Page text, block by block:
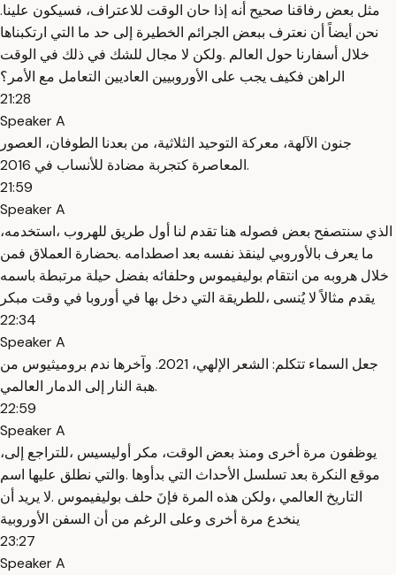
.مثل بعض رفاقنا صحيح أنه إذا حان الوقت للاعتراف، فسيكون علينا
نحن أيضاً أن نعترف ببعض الجرائم الخطيرة إلى حد ما التي ارتكبناها
خلال أسفارنا حول العالم .ولكن لا مجال للشك في ذلك في الوقت
الراهن فكيف يجب على الأوروبيين العاديين التعامل مع الأمر؟
21:28
Speaker A
جنون الآلهة، معركة التوحيد الثلاثية، من بعدنا الطوفان، العصور
المعاصرة كتجربة مضادة للأنساب في 2016.
21:59
Speaker A
،الذي سنتصفح بعض فصوله هنا تقدم لنا أول طريق للهروب ،استخدمه
ما يعرف بالأوروبي لينقذ نفسه بعد اصطدامه .بحضارة العملاق فمن
خلال هروبه من انتقام بوليفيموس وحلفائه بفضل حيلة مرتبطة باسمه
يقدم مثالاً لا يُنسى ،للطريقة التي دخل بها في أوروبا في وقت مبكر
22:34
Speaker A
جعل السماء تتكلم: الشعر الإلهي، 2021. وآخرها ندم بروميثيوس من
هبة النار إلى الدمار العالمي.
22:59
Speaker A
،يوظفون مرة أخرى ومنذ بعض الوقت، مكر أوليسيس ،للتراجع إلى
موقع النكرة بعد تسلسل الأحداث التي بدأوها .والتي نطلق عليها اسم
التاريخ العالمي ،ولكن هذه المرة فإنَ حلف بوليفيموس .لا يريد أن
ينخدع مرة أخرى وعلى الرغم من أن السفن الأوروبية
23:27
Speaker A